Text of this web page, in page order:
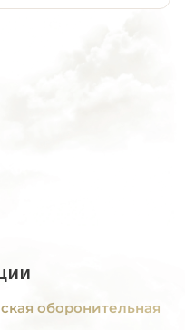
оборонительная